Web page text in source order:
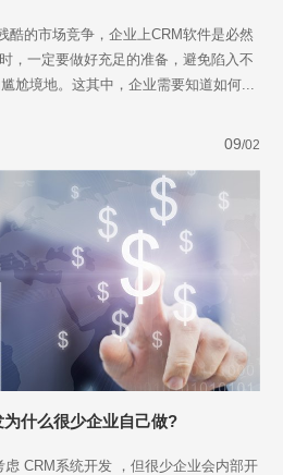
酷的市场竞争，企业上CRM软件是必然
，一定要做好充足的准备，避免陷入不
尬境地。这其中，企业需要知道如何...
09/02
什么很少企业自己做?
CRM系统开发 ，但很少企业会内部开